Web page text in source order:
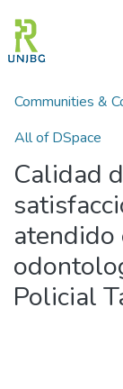
Communities &
All of DSpace
Statistics
Enviar tesis
Home
Calidad
atendido
Policial